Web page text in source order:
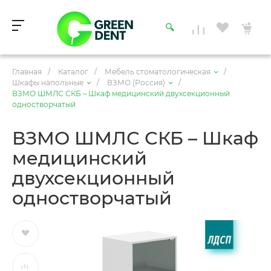
Главная / Каталог / Мебель стоматологическая
/
Шкафы напольные
/ ВЗМО (Россия)
/
ВЗМО ШМЛС СКБ – Шкаф медицинский двухсекционный
одностворчатый
ВЗМО ШМЛС СКБ – Шкаф
медицинский
двухсекционный
одностворчатый